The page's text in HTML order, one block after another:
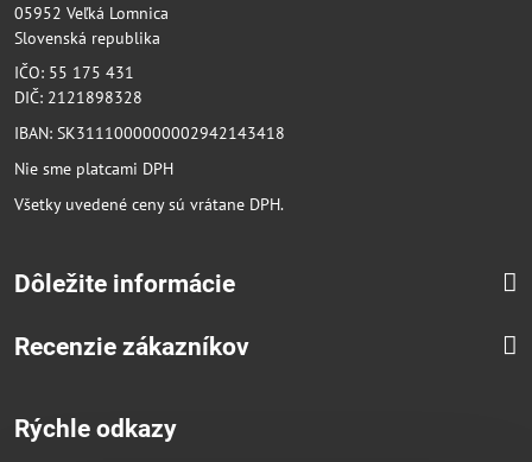
05952 Veľká Lomnica
Slovenská republika
IČO: 55 175 431
DIČ: 2121898328
IBAN: SK3111000000002942143418
Nie sme platcami DPH
Všetky uvedené ceny sú vrátane DPH.
Dôležite informácie
Recenzie zákazníkov
Rýchle odkazy